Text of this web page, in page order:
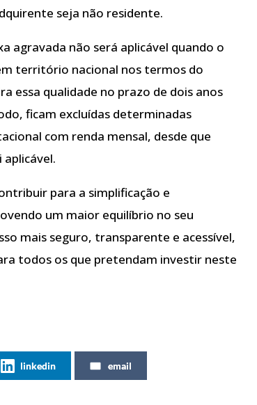
seja não residente.
agravada não será aplicável quando o
território nacional nos termos do
essa qualidade no prazo de dois anos
ficam excluídas determinadas
com renda mensal, desde que
para a simplificação e
um maior equilíbrio no seu
mais seguro, transparente e acessível,
todos os que pretendam investir neste
linkedin email